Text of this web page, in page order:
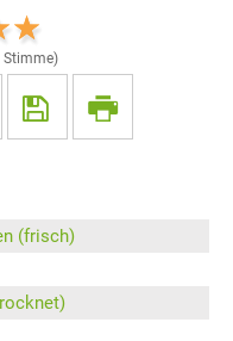
Stimme)
(frisch)